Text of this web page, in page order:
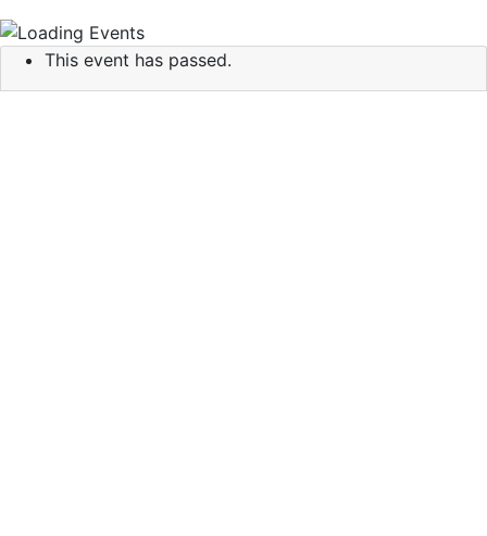
This event has passed.